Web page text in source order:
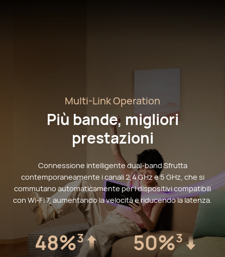
Multi-Link Operation
Più bande, migliori
prestazioni
Connessione intelligente dual-band Sfrutta
contemporaneamente i canali 2,4 GHz e 5 GHz, che si
commutano automaticamente per i dispositivi compatibili
con Wi-Fi 7, aumentando la velocità e riducendo la latenza.
48%3 50%3